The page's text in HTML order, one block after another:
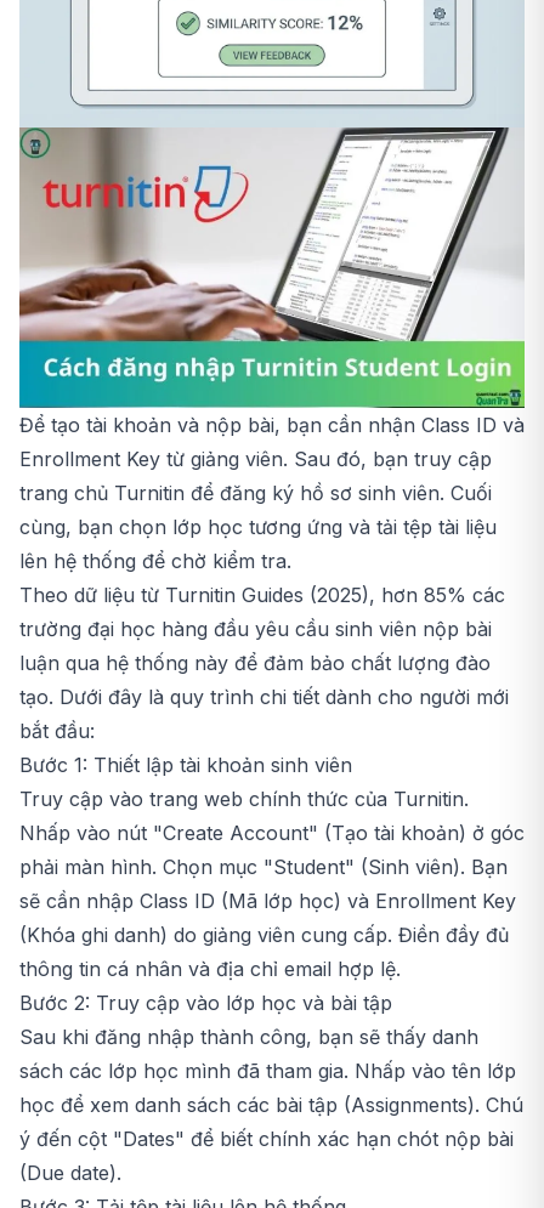
Để tạo tài khoản và nộp bài, bạn cần nhận Class ID và
Enrollment Key từ giảng viên. Sau đó, bạn truy cập
trang chủ Turnitin để đăng ký hồ sơ sinh viên. Cuối
cùng, bạn chọn lớp học tương ứng và tải tệp tài liệu
lên hệ thống để chờ kiểm tra.
Theo dữ liệu từ Turnitin Guides (2025), hơn 85% các
trường đại học hàng đầu yêu cầu sinh viên nộp bài
luận qua hệ thống này để đảm bảo chất lượng đào
tạo. Dưới đây là quy trình chi tiết dành cho người mới
bắt đầu:
Bước 1: Thiết lập tài khoản sinh viên
Truy cập vào trang web chính thức của Turnitin.
Nhấp vào nút "Create Account" (Tạo tài khoản) ở góc
phải màn hình. Chọn mục "Student" (Sinh viên). Bạn
sẽ cần nhập Class ID (Mã lớp học) và Enrollment Key
(Khóa ghi danh) do giảng viên cung cấp. Điền đầy đủ
thông tin cá nhân và địa chỉ email hợp lệ.
Bước 2: Truy cập vào lớp học và bài tập
Sau khi đăng nhập thành công, bạn sẽ thấy danh
sách các lớp học mình đã tham gia. Nhấp vào tên lớp
học để xem danh sách các bài tập (Assignments). Chú
ý đến cột "Dates" để biết chính xác hạn chót nộp bài
(Due date).